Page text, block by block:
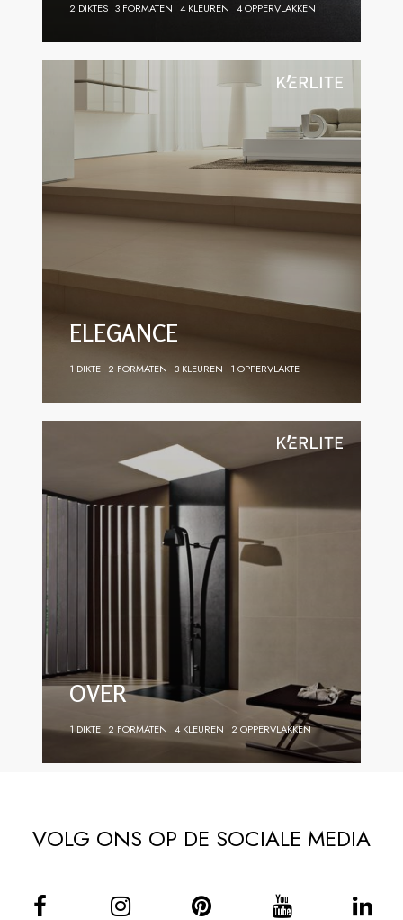
2 DIKTES 3 FORMATEN 4 KLEUREN 4 OPPERVLAKKEN
ELEGANCE
1 DIKTE 2 FORMATEN 3 KLEUREN 1 OPPERVLAKTE
OVER
1 DIKTE 2 FORMATEN 4 KLEUREN 2 OPPERVLAKKEN
VOLG ONS OP DE SOCIALE MEDIA